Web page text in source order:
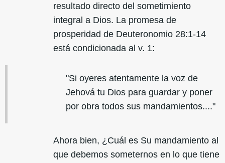
resultado directo del sometimiento
integral a Dios. La promesa de
prosperidad de Deuteronomio 28:1-14
está condicionada al v. 1:
"Si oyeres atentamente la voz de
Jehová tu Dios para guardar y poner
por obra todos sus mandamientos...."
Ahora bien, ¿Cuál es Su mandamiento al
que debemos someternos en lo que tiene